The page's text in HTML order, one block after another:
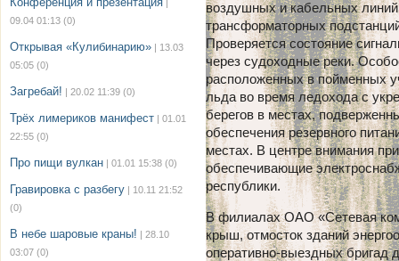
|
09.04 01:13 (0)
Открывая «Кулибинарию» | 13.03
05:05 (0)
Загребай! | 20.02 11:39 (0)
Трёх лимериков манифест | 01.01
22:55 (0)
Про пищи вулкан | 01.01 15:38 (0)
Гравировка с разбегу | 10.11 21:52
(0)
В небе шаровые краны! | 28.10
03:07 (0)
воздушных и кабельных
трансформаторных
Проверяется состояние
через судоходные реки.
расположенных в пойменных
льда во время ледохода с
берегов в местах,
обеспечения резервного
местах. В центре внимания
обеспечивающие
республики.
В филиалах ОАО «Сетевая
крыш, отмосток зданий
оперативно-выездных бригад